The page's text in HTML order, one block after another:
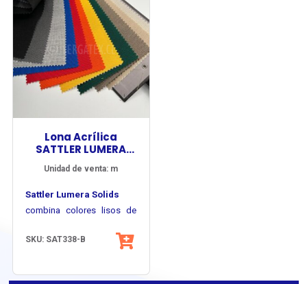
Lona Acrílica
SATTLER LUMERA
SOLIDS
Unidad de venta: m
Sattler Lumera Solids
combina colores lisos de
superficie uniforme y
excelente desempeño en
Su estructura basada en
permite una apariencia
colores durables
SKU: SAT338-B